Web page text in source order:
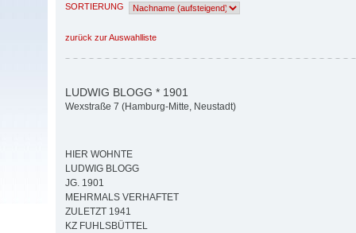
SORTIERUNG
zurück zur Auswahlliste
LUDWIG BLOGG * 1901
Wexstraße 7 (Hamburg-Mitte, Neustadt)
HIER WOHNTE
LUDWIG BLOGG
JG. 1901
MEHRMALS VERHAFTET
ZULETZT 1941
KZ FUHLSBÜTTEL